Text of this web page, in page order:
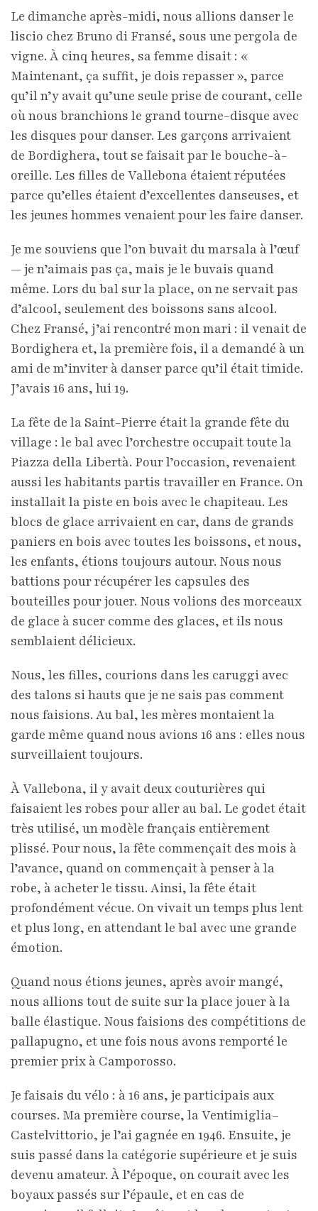
Le dimanche après-midi, nous allions danser le
liscio chez Bruno di Fransé, sous une pergola de
vigne. À cinq heures, sa femme disait : «
Maintenant, ça suffit, je dois repasser », parce
qu’il n’y avait qu’une seule prise de courant, celle
où nous branchions le grand tourne-disque avec
les disques pour danser. Les garçons arrivaient
de Bordighera, tout se faisait par le bouche-à-
oreille. Les filles de Vallebona étaient réputées
parce qu’elles étaient d’excellentes danseuses, et
les jeunes hommes venaient pour les faire danser.
Je me souviens que l’on buvait du marsala à l’œuf
— je n’aimais pas ça, mais je le buvais quand
même. Lors du bal sur la place, on ne servait pas
d’alcool, seulement des boissons sans alcool.
Chez Fransé, j’ai rencontré mon mari : il venait de
Bordighera et, la première fois, il a demandé à un
ami de m’inviter à danser parce qu’il était timide.
J’avais 16 ans, lui 19.
La fête de la Saint-Pierre était la grande fête du
village : le bal avec l’orchestre occupait toute la
Piazza della Libertà. Pour l’occasion, revenaient
aussi les habitants partis travailler en France. On
installait la piste en bois avec le chapiteau. Les
blocs de glace arrivaient en car, dans de grands
paniers en bois avec toutes les boissons, et nous,
les enfants, étions toujours autour. Nous nous
battions pour récupérer les capsules des
bouteilles pour jouer. Nous volions des morceaux
de glace à sucer comme des glaces, et ils nous
semblaient délicieux.
Nous, les filles, courions dans les caruggi avec
des talons si hauts que je ne sais pas comment
nous faisions. Au bal, les mères montaient la
garde même quand nous avions 16 ans : elles nous
surveillaient toujours.
À Vallebona, il y avait deux couturières qui
faisaient les robes pour aller au bal. Le godet était
très utilisé, un modèle français entièrement
plissé. Pour nous, la fête commençait des mois à
l’avance, quand on commençait à penser à la
robe, à acheter le tissu. Ainsi, la fête était
profondément vécue. On vivait un temps plus lent
et plus long, en attendant le bal avec une grande
émotion.
Quand nous étions jeunes, après avoir mangé,
nous allions tout de suite sur la place jouer à la
balle élastique. Nous faisions des compétitions de
pallapugno, et une fois nous avons remporté le
premier prix à Camporosso.
Je faisais du vélo : à 16 ans, je participais aux
courses. Ma première course, la Ventimiglia–
Castelvittorio, je l’ai gagnée en 1946. Ensuite, je
suis passé dans la catégorie supérieure et je suis
devenu amateur. À l’époque, on courait avec les
boyaux passés sur l’épaule, et en cas de